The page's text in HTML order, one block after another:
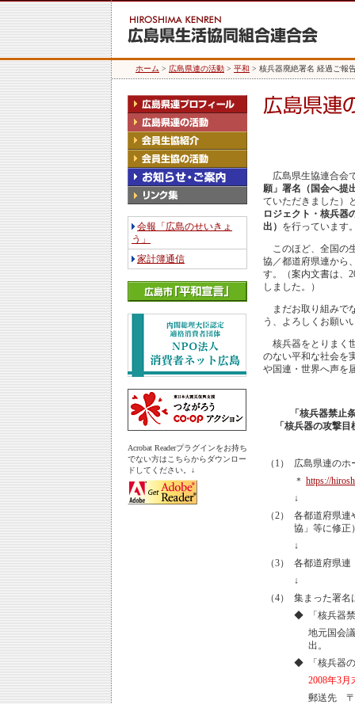
ホーム > 広島県連の活動 > 平和 > 核兵器廃絶署名 経過ご報
会報「広島のせいきょ
う」
家計簿通信
Acrobat Readerプラグインをお持ち
でない方はこちらからダウンロー
ドしてください。↓
広島県生協連合会
願」署名（国会へ提
ていただきました）
ロジェクト・核兵器
出） を行っています
このほど、全国の
協／都道府県連から
す。（案内文書は、
しました。）
まだお取り組みで
う、よろしくお願い
核兵器をとりまく
のない平和な社会を
や国連・世界へ声を
「核兵器禁止
「核兵器の攻撃
（1）
広島県連のホ
＊ https://
↓
（2）
各都道府県連
協」等に修
↓
（3）
各都道府県連
↓
（4）
集まった署名
◆
「核兵器
地元国会
出。
◆
「核兵器
2008年3月
郵送先 〒